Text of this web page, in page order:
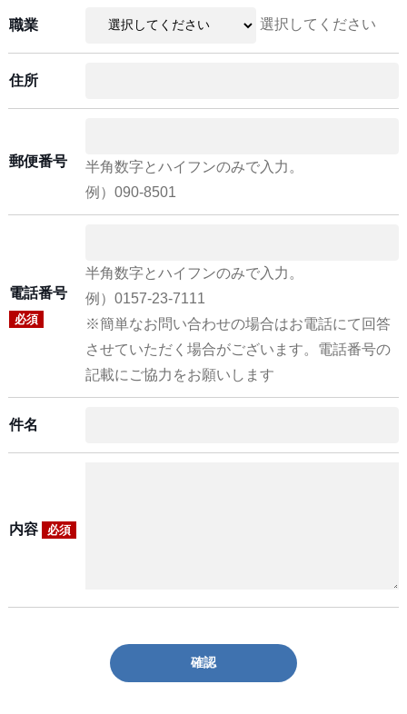
職業 選択してください
住所
郵便番号
半角数字とハイフンのみで入力。
例）090-8501
電話番号
必須
半角数字とハイフンのみで入力。
例）0157-23-7111
※簡単なお問い合わせの場合はお電話にて回答
させていただく場合がございます。電話番号の
記載にご協力をお願いします
件名
内容 必須
確認